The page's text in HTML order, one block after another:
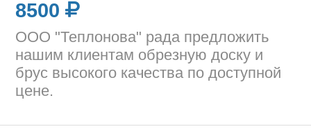
8500
ООО "Теплонова" рада предложить
нашим клиентам обрезную доску и
брус высокого качества по доступной
цене.